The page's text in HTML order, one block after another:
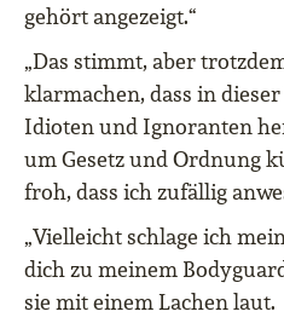
gehört angezeigt.“
„Das stimmt, aber
klarmachen, dass in
Idioten und Ignoranten
um Gesetz und Ordnung
froh, dass ich zufällig
„Vielleicht schlage ich
dich zu meinem
sie mit einem Lachen laut.